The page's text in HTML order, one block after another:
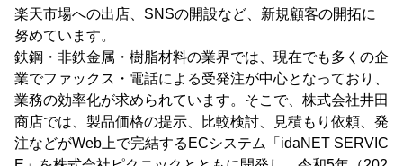
楽天市場への出店、SNSの開設など、新規顧客の開拓に
努めています。
鉄鋼・非鉄金属・樹脂材料の業界では、現在でも多くの企
業でファックス・電話による受発注が中心となっており、
業務の効率化が求められています。そこで、株式会社井田
商店では、製品価格の提示、比較検討、見積もり依頼、発
注などがWeb上で完結するECシステム「idaNET SERVIC